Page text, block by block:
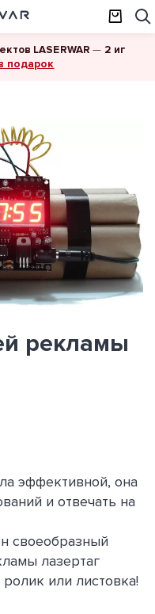
LASERWAR — 2 иг
подарок
рекламы
эффективной, она
и отвечать на
своеобразный
лазертаг
или листовка!